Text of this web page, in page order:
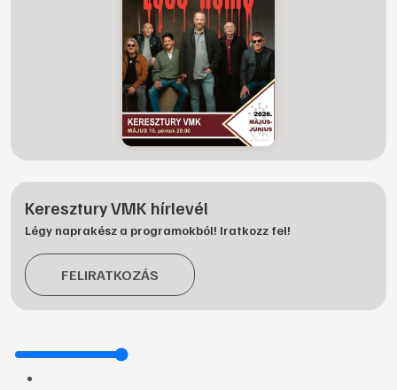
Keresztury VMK hírlevél
Légy naprakész a programokból! Iratkozz fel!
FELIRATKOZÁS